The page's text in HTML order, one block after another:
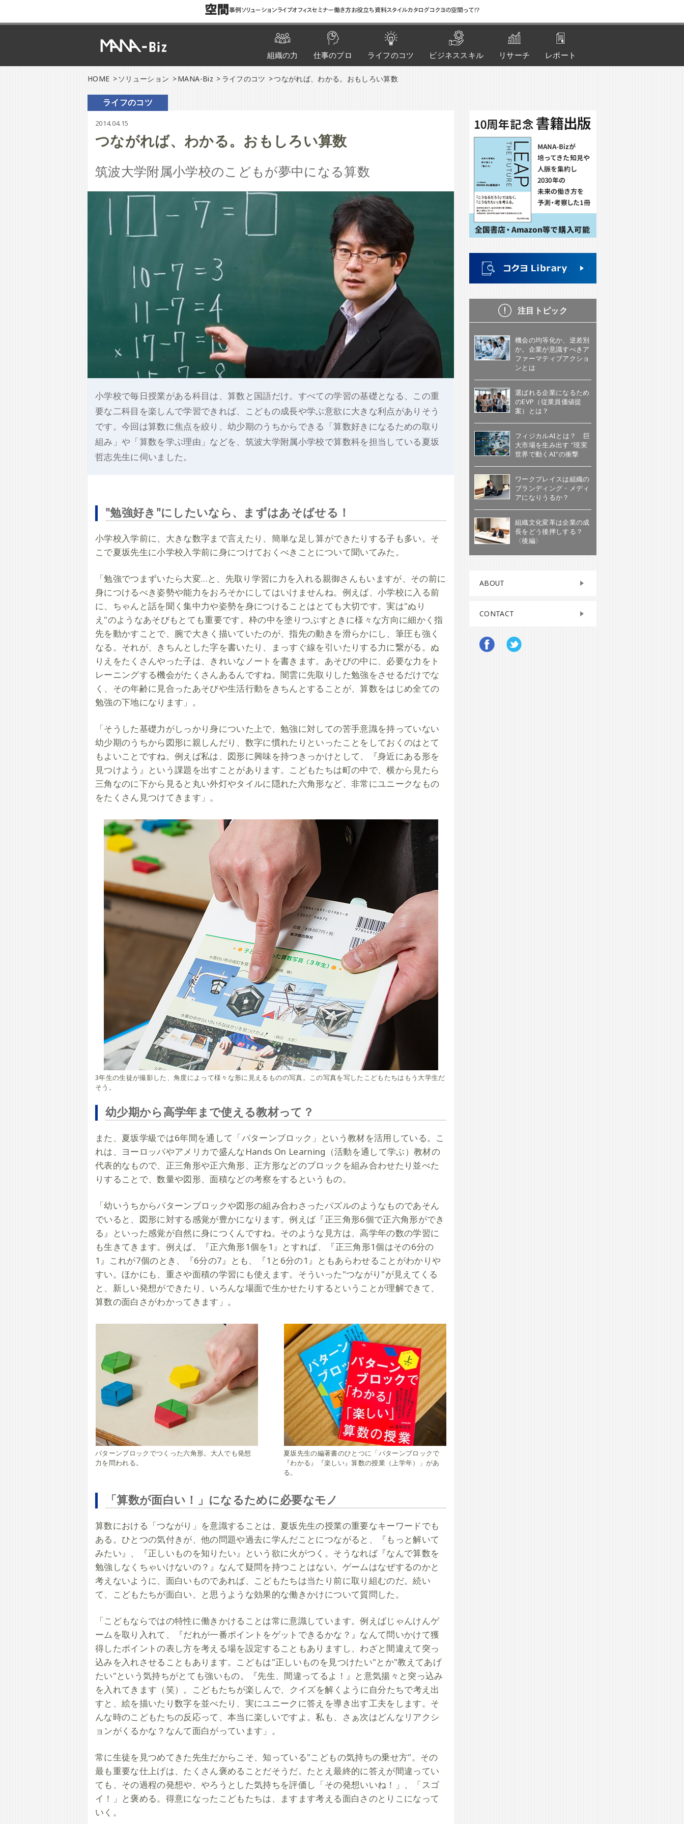
空間事例ソリューションライブオフィスセミナー働き方お役立ち資料スタイルカタログコクヨの空間って!?
組織の力 仕事のプロ ライフのコツ ビジネススキル リサーチ レポート
HOME ソリューション MANA-Biz ライフのコツ つながれば、わかる。おもしろい算数
ライフのコツ
2014.04.15
つながれば、わかる。おもしろい算数
筑波大学附属小学校のこどもが夢中になる算数
小学校で毎日授業がある科目は、算数と国語だけ。すべての学習の基礎となる、この重
要な二科目を楽しんで学習できれば、こどもの成長や学ぶ意欲に大きな利点がありそう
です。今回は算数に焦点を絞り、幼少期のうちからできる「算数好きになるための取り
組み」や「算数を学ぶ理由」などを、筑波大学附属小学校で算数科を担当している夏坂
哲志先生に伺いました。
"勉強好き"にしたいなら、まずはあそばせる！
小学校入学前に、大きな数字まで言えたり、簡単な足し算ができたりする子も多い。そ
こで夏坂先生に小学校入学前に身につけておくべきことについて聞いてみた。
「勉強でつまずいたら大変...と、先取り学習に力を入れる親御さんもいますが、その前に
身につけるべき姿勢や能力をおろそかにしてはいけませんね。例えば、小学校に入る前
に、ちゃんと話を聞く集中力や姿勢を身につけることはとても大切です。実は"ぬり
え"のようなあそびもとても重要です。枠の中を塗りつぶすときに様々な方向に細かく指
先を動かすことで、腕で大きく描いていたのが、指先の動きを滑らかにし、筆圧も強く
なる。それが、きちんとした字を書いたり、まっすぐ線を引いたりする力に繋がる。ぬ
りえをたくさんやった子は、きれいなノートを書きます。あそびの中に、必要な力をト
レーニングする機会がたくさんあるんですね。闇雲に先取りした勉強をさせるだけでな
く、その年齢に見合ったあそびや生活行動をきちんとすることが、算数をはじめ全ての
勉強の下地になります」。
「そうした基礎力がしっかり身についた上で、勉強に対しての苦手意識を持っていない
幼少期のうちから図形に親しんだり、数字に慣れたりといったことをしておくのはとて
もよいことですね。例えば私は、図形に興味を持つきっかけとして、『身近にある形を
見つけよう』という課題を出すことがあります。こどもたちは町の中で、横から見たら
三角なのに下から見ると丸い外灯やタイルに隠れた六角形など、非常にユニークなもの
をたくさん見つけてきます」。
3年生の生徒が撮影した、角度によって様々な形に見えるものの写真。この写真を写したこどもたちはもう大学生だ
そう。
幼少期から高学年まで使える教材って？
また、夏坂学級では6年間を通して「パターンブロック」という教材を活用している。こ
れは、ヨーロッパやアメリカで盛んなHands On Learning（活動を通して学ぶ）教材の
代表的なもので、正三角形や正六角形、正方形などのブロックを組み合わせたり並べた
りすることで、数量や図形、面積などの考察をするというもの。
「幼いうちからパターンブロックや図形の組み合わさったパズルのようなものであそん
でいると、図形に対する感覚が豊かになります。例えば『正三角形6個で正六角形ができ
る』といった感覚が自然に身につくんですね。そのような見方は、高学年の数の学習に
も生きてきます。例えば、『正六角形1個を1』とすれば、『正三角形1個はその6分の
1』これが7個のとき、『6分の7』とも、『1と6分の1』ともあらわせることがわかりや
すい。ほかにも、重さや面積の学習にも使えます。そういった"つながり"が見えてくる
と、新しい発想ができたり、いろんな場面で生かせたりするということが理解できて、
算数の面白さがわかってきます」。
パターンブロックでつくった六角形。大人でも発想
力を問われる。
夏坂先生の編著書のひとつに「パターンブロックで
『わかる』『楽しい』算数の授業（上学年）」があ
る。
「算数が面白い！」になるために必要なモノ
算数における「つながり」を意識することは、夏坂先生の授業の重要なキーワードでも
ある。ひとつの気付きが、他の問題や過去に学んだことにつながると、『もっと解いて
みたい』、『正しいものを知りたい』という欲に火がつく。そうなれば『なんで算数を
勉強しなくちゃいけないの？』なんて疑問を持つことはない。ゲームはなぜするのかと
考えないように、面白いものであれば、こどもたちは当たり前に取り組むのだ。続い
て、こどもたちが面白い、と思うような効果的な働きかけについて質問した。
「こどもならではの特性に働きかけることは常に意識しています。例えばじゃんけんゲ
ームを取り入れて、『だれが一番ポイントをゲットできるかな？』なんて問いかけて獲
得したポイントの表し方を考える場を設定することもありますし、わざと間違えて突っ
込みを入れさせることもあります。こどもは"正しいものを見つけたい"とか"教えてあげ
たい"という気持ちがとても強いもの。『先生、間違ってるよ！』と意気揚々と突っ込み
を入れてきます（笑）。 こどもたちが楽しんで、クイズを解くように自分たちで考え出
すと、絵を描いたり数字を並べたり、実にユニークに答えを導き出す工夫をします。そ
んな時のこどもたちの反応って、本当に楽しいですよ。私も、さぁ次はどんなリアクシ
ョンがくるかな？なんて面白がっています」。
常に生徒を見つめてきた先生だからこそ、知っている"こどもの気持ちの乗せ方"。その
最も重要な仕上げは、たくさん褒めることだそうだ。たとえ最終的に答えが間違ってい
ても、その過程の発想や、やろうとした気持ちを評価し「その発想いいね！」、「スゴ
イ！」と褒める。得意になったこどもたちは、ますます考える面白さのとりこになって
いく。
注目トピック
機会の均等化か、逆差別
か。企業が意識すべきア
ファーマティブアクショ
ンとは
選ばれる企業になるため
のEVP（従業員価値提
案）とは？
フィジカルAIとは？ 巨
大市場を生み出す "現実
世界で動くAI"の衝撃
ワークプレイスは組織の
ブランディング・メディ
アになりうるか？
組織文化変革は企業の成
長をどう後押しする？
〈後編〉
ABOUT
CONTACT